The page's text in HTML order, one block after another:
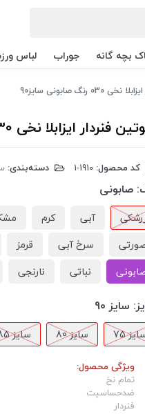
بچه گانه جوراب لباس
رنگ صابونی سایز90
فنردار ایزابلا نخی 030 رنگ صابونی سایز90
کد محصول: دسته‌بندی:
صابونی
آبی کرم
سرخ آبی قرمز
نباتی نارنجی
سایز 90
75 سایز 80 سایز 85
ویژگی محصول:
تمام نخ
ضدحساسیت
فنردار